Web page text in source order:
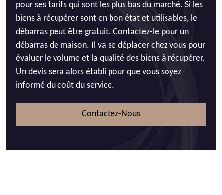
pour ses tarifs qui sont les plus bas du marché. Si les
biens à récupérer sont en bon état et utilisables, le
débarras peut être gratuit. Contactez-le pour un
débarras de maison. Il va se déplacer chez vous pour
évaluer le volume et la qualité des biens à récupérer.
Un devis sera alors établi pour que vous soyez
informé du coût du service.
Contactez-Nous